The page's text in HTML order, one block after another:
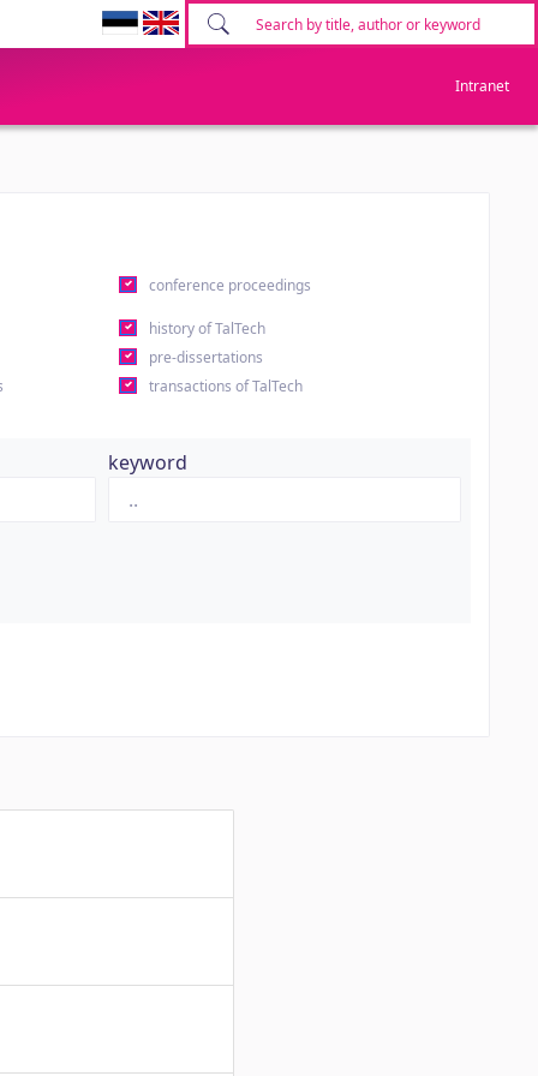
Intranet
conference proceedings
history of TalTech
pre-dissertations
transactions of TalTech
keyword